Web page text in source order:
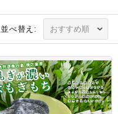
並べ替え: